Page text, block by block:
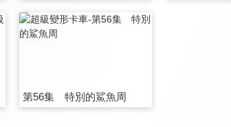
第56集 特別的鯊魚周